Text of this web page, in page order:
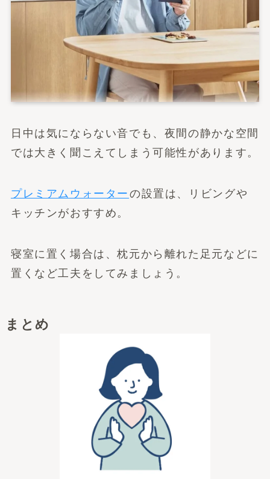
日中は気にならない音でも、夜間の静かな空間
では大きく聞こえてしまう可能性があります。
プレミアムウォーター の設置は、リビングや
キッチンがおすすめ。
寝室に置く場合は、枕元から離れた足元などに
置くなど工夫をしてみましょう。
まとめ